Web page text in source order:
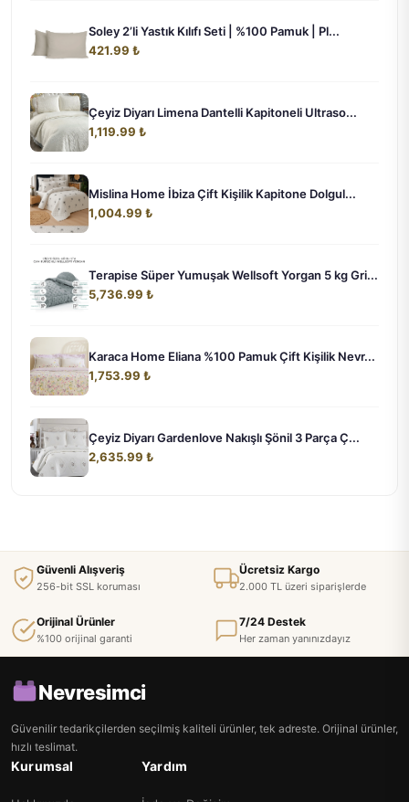
Soley 2’li Yastık Kılıfı Seti | %100 Pamuk | Pl...
421.99 ₺
Çeyiz Diyarı Limena Dantelli Kapitoneli Ultraso...
1,119.99 ₺
Mislina Home İbiza Çift Kişilik Kapitone Dolgul...
1,004.99 ₺
Terapise Süper Yumuşak Wellsoft Yorgan 5 kg Gri...
5,736.99 ₺
Karaca Home Eliana %100 Pamuk Çift Kişilik Nevr...
1,753.99 ₺
Çeyiz Diyarı Gardenlove Nakışlı Şönil 3 Parça Ç...
2,635.99 ₺
Güvenli Alışveriş
256-bit SSL koruması
Ücretsiz Kargo
2.000 TL üzeri siparişlerde
Orijinal Ürünler
%100 orijinal garanti
7/24 Destek
Her zaman yanınızdayız
Nevresimci
Güvenilir tedarikçilerden seçilmiş kaliteli ürünler, tek adreste. Orijinal ürünler,
hızlı teslimat.
Kurumsal Yardım